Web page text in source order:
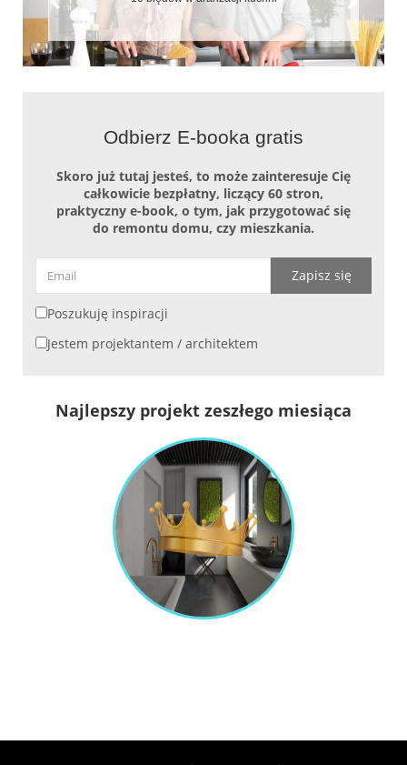
Odbierz E-booka gratis
Skoro już tutaj jesteś, to może zainteresuje Cię
całkowicie bezpłatny, liczący 60 stron,
praktyczny e-book, o tym, jak przygotować się
do remontu domu, czy mieszkania.
Zapisz się
Poszukuję inspiracji
Jestem projektantem / architektem
Najlepszy projekt zeszłego miesiąca